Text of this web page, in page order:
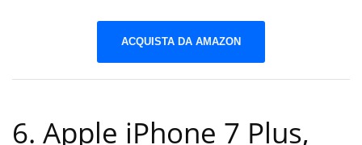
ACQUISTA DA AMAZON
6. Apple iPhone 7 Plus,